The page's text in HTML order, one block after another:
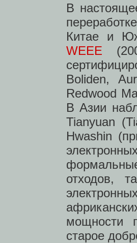
В
Китае и
WEEE
Boliden,
Redwood
В Азии
Tianyuan
Hwashin
отходов,
мощности
старое